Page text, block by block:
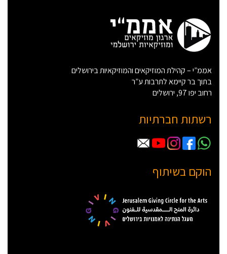
אממ”י – קהילת המוזיקאים והמוזיקאיות בירושלים
בתוך בר קיימא לתרבות ע”ר
רחוב יפו 97, ירושלים
רשתות חברתיות
הוקם בשיתוף